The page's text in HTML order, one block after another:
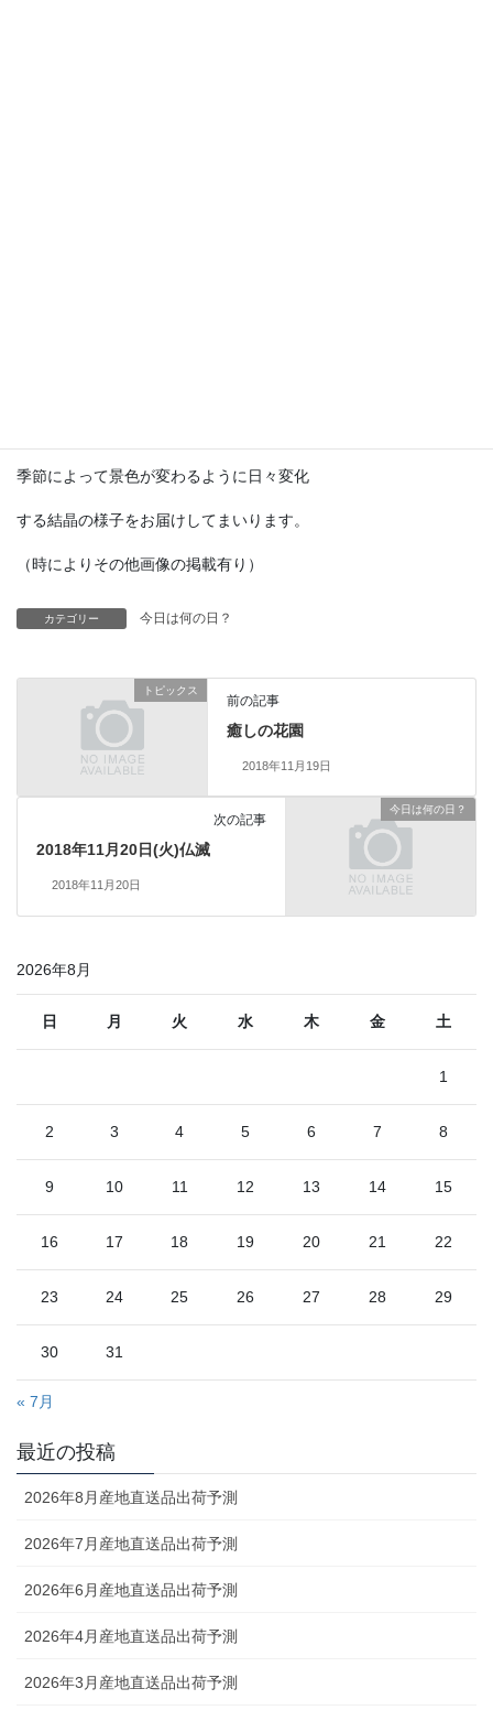
季節によって景色が変わるように日々変化
する結晶の様子をお届けしてまいります。
（時によりその他画像の掲載有り）
カテゴリー 今日は何の日？
トピックス
前の記事
癒しの花園
2018年11月19日
今日は何の日？
次の記事
2018年11月20日(火)仏滅
2018年11月20日
2026年8月
日 月 火 水 木 金 土
1
2 3 4 5 6 7 8
9 10 11 12 13 14 15
16 17 18 19 20 21 22
23 24 25 26 27 28 29
30 31
« 7月
最近の投稿
2026年8月産地直送品出荷予測
2026年7月産地直送品出荷予測
2026年6月産地直送品出荷予測
2026年4月産地直送品出荷予測
2026年3月産地直送品出荷予測